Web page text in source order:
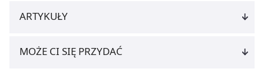
ARTYKUŁY
MOŻE CI SIĘ PRZYDAĆ